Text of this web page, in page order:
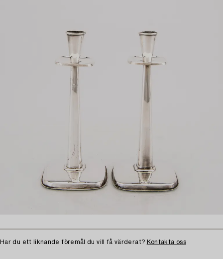
Har du ett liknande föremål du vill få värderat? Kontakta oss